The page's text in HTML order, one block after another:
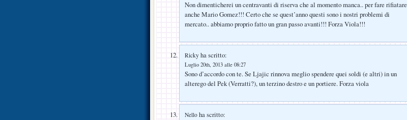
Non dimenticherei un centravanti di riserva che al momento manca.. per fare rifiatare
anche Mario Gomez!!! Certo che se quest’anno questi sono i nostri problemi di
mercato.. abbiamo proprio fatto un gran passo avanti!!! Forza Viola!!!
Ricky ha scritto:
Luglio 20th, 2013 alle 08:27
Sono d’accordo con te. Se Ljajic rinnova meglio spendere quei soldi (e altri) in un
alterego del Pek (Verratti?), un terzino destro e un portiere. Forza viola
Nello ha scritto: